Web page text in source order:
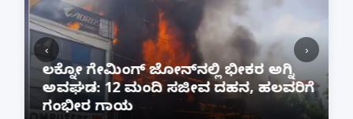
ಲಕ್ನೋ ಗೇಮಿಂಗ್ ಜೋನ್‌ನಲ್ಲಿ ಭೀಕರ ಅಗ್ನಿ
ಅವಘಡ: 12 ಮಂದಿ ಸಜೀವ ದಹನ, ಹಲವರಿಗೆ
ಗಂಭೀರ ಗಾಯ
‹ ›